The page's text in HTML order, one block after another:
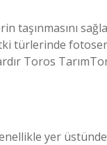
taşınmasını
türlerinde
Toros
yer